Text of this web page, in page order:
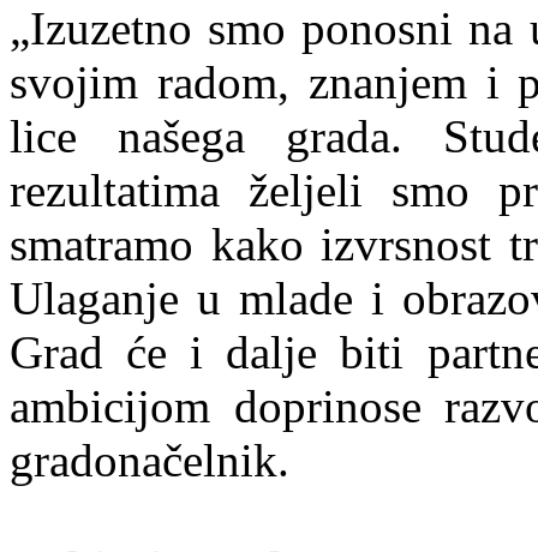
„Izuzetno smo ponosni
svojim radom, znanjem i
lice našega grada.
rezultatima željeli smo
smatramo kako izvrsnost
Ulaganje u mlade i
Grad će i dalje biti
ambicijom doprinose
gradonačelnik.